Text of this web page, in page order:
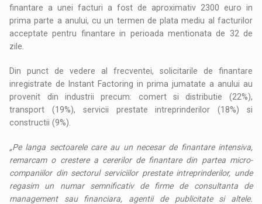
finantare a unei facturi a fost de aproximativ 2300 euro in
prima parte a anului, cu un termen de plata mediu al facturilor
acceptate pentru finantare in perioada mentionata de 32 de
zile.
Din punct de vedere al frecventei, solicitarile de finantare
inregistrate de Instant Factoring in prima jumatate a anului au
provenit din industrii precum: comert si distributie (22%),
transport (19%), servicii prestate intreprinderilor (18%) si
constructii (9%).
„Pe langa sectoarele care au un necesar de finantare intensiva,
remarcam o crestere a cererilor de finantare din partea micro-
companiilor din sectorul serviciilor prestate intreprinderilor, unde
regasim un numar semnificativ de firme de consultanta de
management sau financiara, agentii de publicitate si altele.